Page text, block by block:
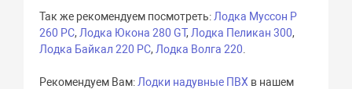
Так же рекомендуем посмотреть: Лодка Муссон Р
260 РС, Лодка Юкона 280 GT, Лодка Пеликан 300,
Лодка Байкал 220 РС, Лодка Волга 220
Рекомендуем Вам: Лодки надувные ПВХ в нашем